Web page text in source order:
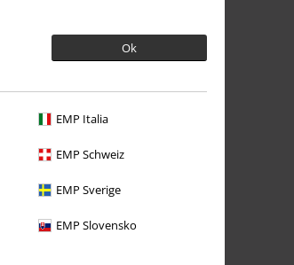
Ok
EMP Italia
EMP Schweiz
EMP Sverige
EMP Slovensko